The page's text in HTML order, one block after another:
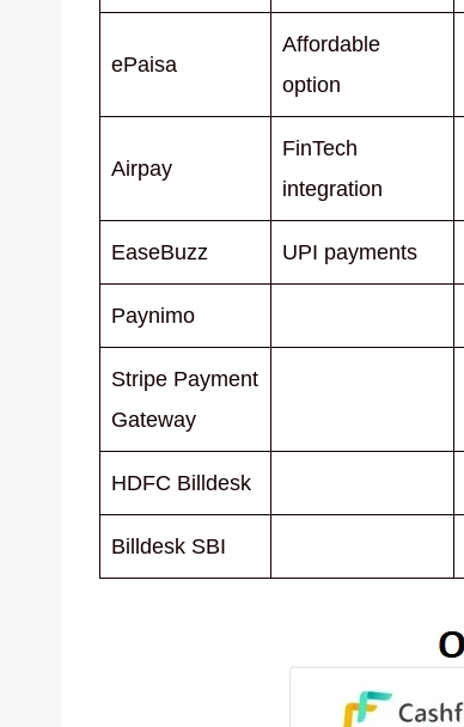
ePaisa
Affordable
option
Airpay
FinTech
integration
EaseBuzz UPI payments
Paynimo
Stripe Payment
Gateway
HDFC Billdesk
Billdesk SBI